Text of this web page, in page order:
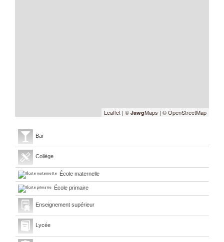
Leaflet | © JawgMaps | © OpenStreetMap
Bar
Collège
École maternelle
École primaire
Enseignement supérieur
Lycée